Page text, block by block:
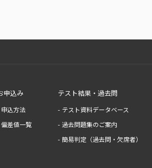
申込み
申込方法
偏差値一覧
テスト結果・過去問
テスト資料データベース
過去問題集のご案内
簡易判定（過去問・欠席者）